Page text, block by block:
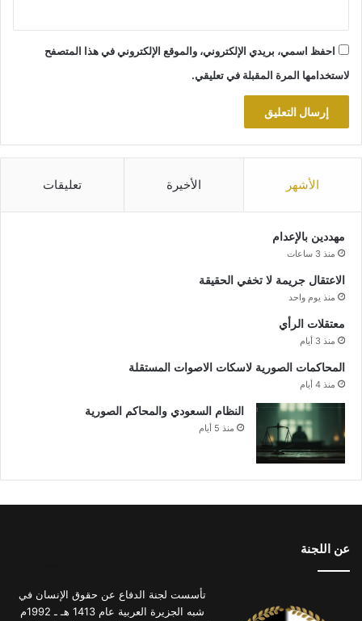
احفظ اسمي، بريدي الإلكتروني، والموقع الإلكتروني في هذا المتصفح
لاستخدامها المرة المقبلة في تعليقي.
الأشهر الأخيرة تعليقات
مهددين بالإعدام
منذ 3 ساعات
الاعتقال جريمة لا تخفي الحقيقة
منذ يوم واحد
معتقلات الرأي
منذ 3 أيام
المحاكمات الصورية لاسكات الاصوات المستقلة
منذ 4 أيام
النظام السعودي والمحاكم الصورية
منذ 5 أيام
عن اللجنة
تأسست لجنة الدفاع عن حقوق الإنسان في
شبه الجزيرة العربية عام 1413 هـ ـ 1992م